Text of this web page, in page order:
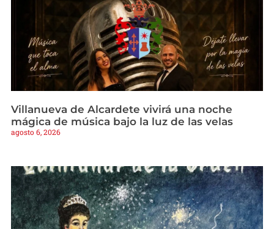
Villanueva de Alcardete vivirá una noche
mágica de música bajo la luz de las velas
agosto 6, 2026